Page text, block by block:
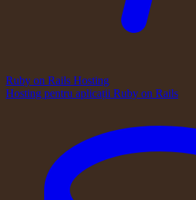
Ruby on Rails Hosting
Hosting pentru aplicații Ruby on Rails